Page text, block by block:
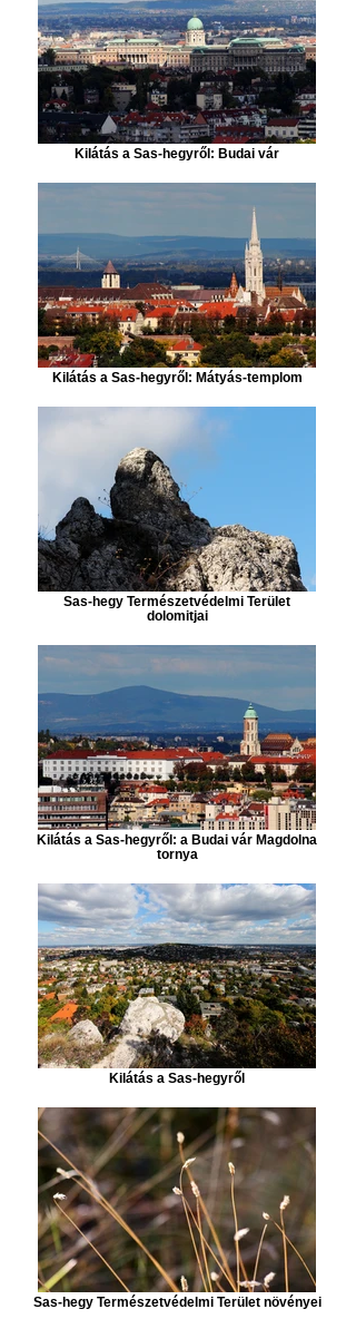
Kilátás a Sas-hegyről: Budai vár
Kilátás a Sas-hegyről: Mátyás-templom
Sas-hegy Természetvédelmi Terület
dolomitjai
Kilátás a Sas-hegyről: a Budai vár Magdolna
tornya
Kilátás a Sas-hegyről
Sas-hegy Természetvédelmi Terület növényei